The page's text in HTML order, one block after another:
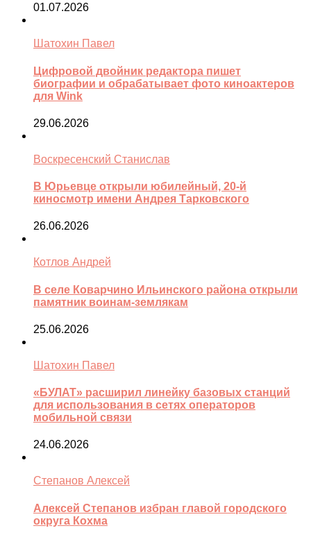
01.07.2026
Шатохин Павел
Цифровой двойник редактора пишет
биографии и обрабатывает фото киноактеров
для Wink
29.06.2026
Воскресенский Станислав
В Юрьевце открыли юбилейный, 20-й
киносмотр имени Андрея Тарковского
26.06.2026
Котлов Андрей
В селе Коварчино Ильинского района открыли
памятник воинам-землякам
25.06.2026
Шатохин Павел
«БУЛАТ» расширил линейку базовых станций
для использования в сетях операторов
мобильной связи
24.06.2026
Степанов Алексей
Алексей Степанов избран главой городского
округа Кохма